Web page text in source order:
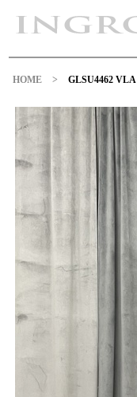
HOME > GLSU4462 VLA